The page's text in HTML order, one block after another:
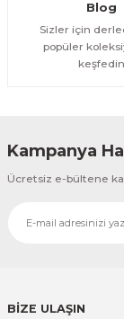
Blog
Sizler için
popüler
keşfedin
Kampanya
Ücretsiz e-bültene
BİZE ULAŞIN